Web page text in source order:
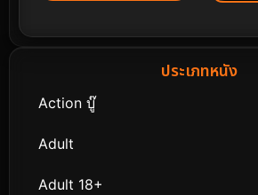
ประเภทหนัง
Action บู๊
Adult
Adult 18+